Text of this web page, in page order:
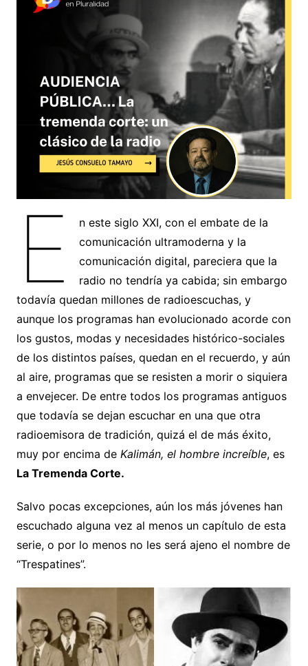
E
n este siglo XXI, con el embate de la
comunicación ultramoderna y la
comunicación digital, pareciera que la
radio no tendría ya cabida; sin embargo
todavía quedan millones de radioescuchas, y
aunque los programas han evolucionado acorde con
los gustos, modas y necesidades histórico-sociales
de los distintos países, quedan en el recuerdo, y aún
al aire, programas que se resisten a morir o siquiera
a envejecer. De entre todos los programas antiguos
que todavía se dejan escuchar en una que otra
radioemisora de tradición, quizá el de más éxito,
muy por encima de Kalimán, el hombre increíble, es
La Tremenda Corte.
Salvo pocas excepciones, aún los más jóvenes han
escuchado alguna vez al menos un capítulo de esta
serie, o por lo menos no les será ajeno el nombre de
“Trespatines”.